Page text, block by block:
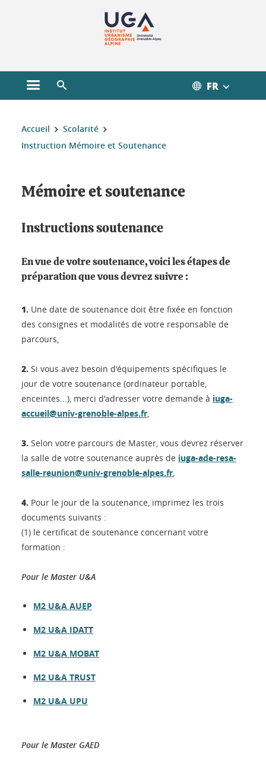
Ouvrir le menu principal FR
Vous êtes ici :
Accueil
Scolarité
Instruction Mémoire et Soutenance
Mémoire et soutenance
Instructions soutenance
En vue de votre soutenance, voici les étapes de
préparation que vous devrez suivre :
1. Une date de soutenance doit être fixée en fonction
des consignes et modalités de votre responsable de
parcours,
2. Si vous avez besoin d'équipements spécifiques le
jour de votre soutenance (ordinateur portable,
enceintes...), merci d'adresser votre demande à iuga-
accueil@univ-grenoble-alpes.fr,
3. Selon votre parcours de Master, vous devrez réserver
la salle de votre soutenance auprès de iuga-ade-resa-
salle-reunion@univ-grenoble-alpes.fr,
4. Pour le jour de la soutenance, imprimez les trois
documents suivants :
(1) le certificat de soutenance concernant votre
formation :
Pour le Master U&A
M2 U&A AUEP
M2 U&A IDATT
M2 U&A MOBAT
M2 U&A TRUST
M2 U&A UPU
Pour le Master GAED